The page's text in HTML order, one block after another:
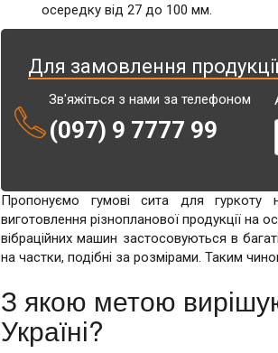
осередку від 27 до 100 мм.
Для замовлення
Зв'яжіться з нами за телефоном
(097) 9 7777 99
Пропонуємо гумові сита для гуркоту
виготовлення різнопланової продукції на
вібраційних машин застосовуються в
на частки, подібні за розмірами. Таким
З якою метою
Україні?